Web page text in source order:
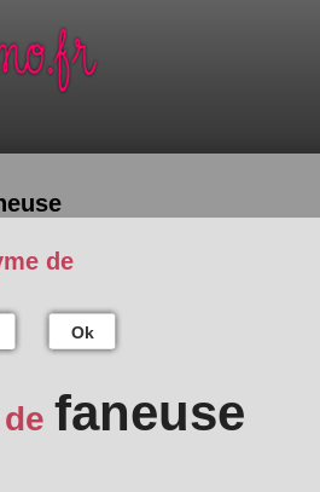
de
Ok
faneuse